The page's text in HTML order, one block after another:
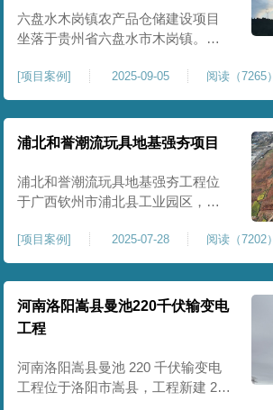
后续建（构）筑物及重型作业场地
使
六盘水木岗镇农产品仓储建设项目
坐落于贵州省六盘水市木岗镇。场
房、分拣车间、配套附属用房等设
施。项目原始场地为新建建设用
地，土层分布不均、土体松散、天
然固结程度较低，地基整体承载力
筑需长期承受货物堆放荷载，对地
基沉降稳定性、整体密实度要求较
[项目案例] 2025-09-05 阅读（7265）
浦北和誉潮流玩具地基强夯项目
浦北和誉潮流玩具地基强夯工程位
于广西钦州市浦北县工业园区，场
公及生活附属设施。原始场地为新
建园区待开发地块，土体回填不
均、土质松散、固结度不足，场地
承载力与整体均匀性较差，若直接
施工易出现地基不均匀沉降、地面
开裂、墙体变形等质量问题，无法
满足工业厂房长期荷载及规范建设
标
[项目案例] 2025-07-28 阅读（7202）
河南洛阳嵩县曼池220千伏输变电
工程
河南洛阳嵩县曼池 220 千伏输变电
工程位于洛阳市嵩县，工程新建 220